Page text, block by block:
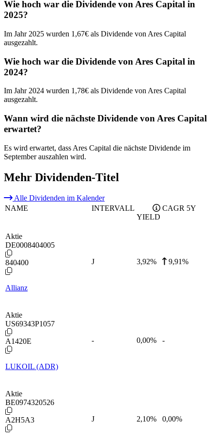
Wie hoch war die Dividende von Ares Capital in
2025?
Im Jahr 2025 wurden 1,67€ als Dividende von Ares Capital
ausgezahlt.
Wie hoch war die Dividende von Ares Capital in
2024?
Im Jahr 2024 wurden 1,78€ als Dividende von Ares Capital
ausgezahlt.
Wann wird die nächste Dividende von Ares Capital
erwartet?
Es wird erwartet, dass Ares Capital die nächste Dividende im
September auszahlen wird.
Mehr Dividenden-Titel
Alle Dividenden im Kalender
NAME
INTERVALL
YIELD
CAGR 5Y
Aktie
DE0008404005
840400
Allianz
J 3,92% 9,91%
Aktie
US69343P1057
A1420E
LUKOIL (ADR)
- 0,00% -
Aktie
BE0974320526
A2H5A3 J 2,10% 0,00%